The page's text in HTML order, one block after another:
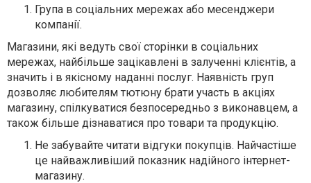
Група в соціальних мережах або месенджери
компанії.
Магазини, які ведуть свої сторінки в соціальних
мережах, найбільше зацікавлені в залученні клієнтів, а
значить і в якісному наданні послуг. Наявність груп
дозволяє любителям тютюну брати участь в акціях
магазину, спілкуватися безпосередньо з виконавцем, а
також більше дізнаватися про товари та продукцію.
Не забувайте читати відгуки покупців. Найчастіше
це найважливіший показник надійного інтернет-
магазину.